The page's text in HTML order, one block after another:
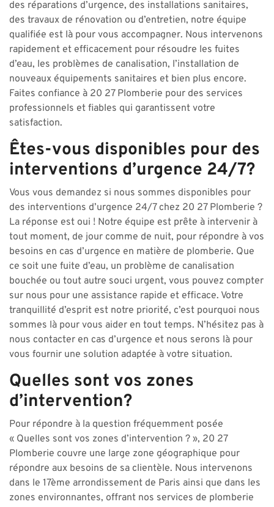
des réparations d’urgence, des installations sanitaires,
des travaux de rénovation ou d’entretien, notre équipe
qualifiée est là pour vous accompagner. Nous intervenons
rapidement et efficacement pour résoudre les fuites
d’eau, les problèmes de canalisation, l’installation de
nouveaux équipements sanitaires et bien plus encore.
Faites confiance à 20 27 Plomberie pour des services
professionnels et fiables qui garantissent votre
satisfaction.
Êtes-vous disponibles pour des
interventions d’urgence 24/7?
Vous vous demandez si nous sommes disponibles pour
des interventions d’urgence 24/7 chez 20 27 Plomberie ?
La réponse est oui ! Notre équipe est prête à intervenir à
tout moment, de jour comme de nuit, pour répondre à vos
besoins en cas d’urgence en matière de plomberie. Que
ce soit une fuite d’eau, un problème de canalisation
bouchée ou tout autre souci urgent, vous pouvez compter
sur nous pour une assistance rapide et efficace. Votre
tranquillité d’esprit est notre priorité, c’est pourquoi nous
sommes là pour vous aider en tout temps. N’hésitez pas à
nous contacter en cas d’urgence et nous serons là pour
vous fournir une solution adaptée à votre situation.
Quelles sont vos zones
d’intervention?
Pour répondre à la question fréquemment posée
« Quelles sont vos zones d’intervention ? », 20 27
Plomberie couvre une large zone géographique pour
répondre aux besoins de sa clientèle. Nous intervenons
dans le 17ème arrondissement de Paris ainsi que dans les
zones environnantes, offrant nos services de plomberie